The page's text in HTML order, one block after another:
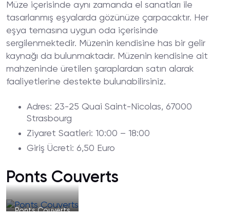
Müze içerisinde aynı zamanda el sanatları ile
tasarlanmış eşyalarda gözünüze çarpacaktır. Her
eşya temasına uygun oda içerisinde
sergilenmektedir. Müzenin kendisine has bir gelir
kaynağı da bulunmaktadır. Müzenin kendisine ait
mahzeninde üretilen şaraplardan satın alarak
faaliyetlerine destekte bulunabilirsiniz.
Adres: 23-25 Quai Saint-Nicolas, 67000
Strasbourg
Ziyaret Saatleri: 10:00 – 18:00
Giriş Ücreti: 6,50 Euro
Ponts Couverts
Ponts Couverts